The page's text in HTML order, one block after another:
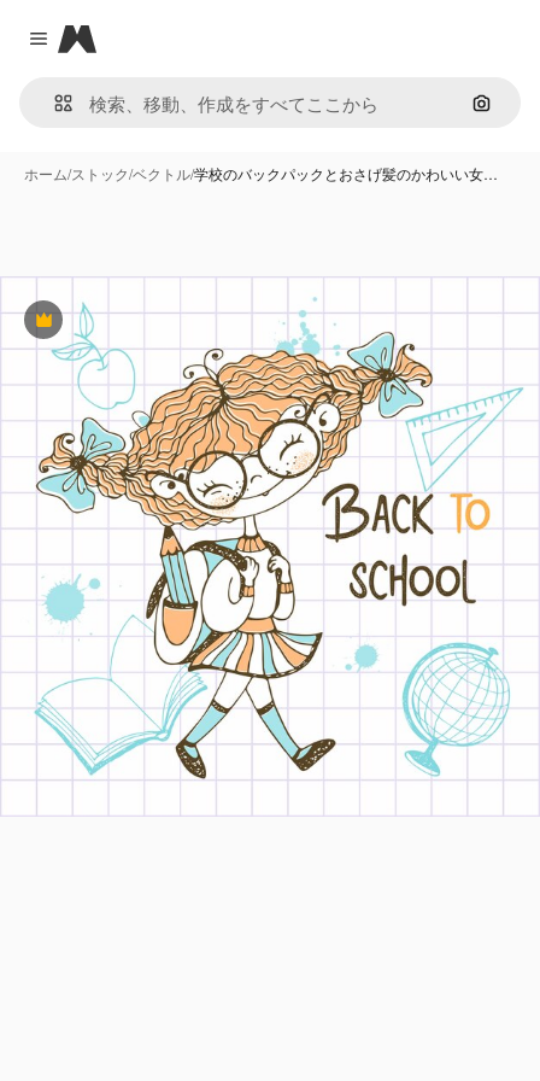
Close menu
Magnific
画像で
ホーム/ストック/ベクトル/学校のバックパックとおさげ髪のかわいい女…
Premium